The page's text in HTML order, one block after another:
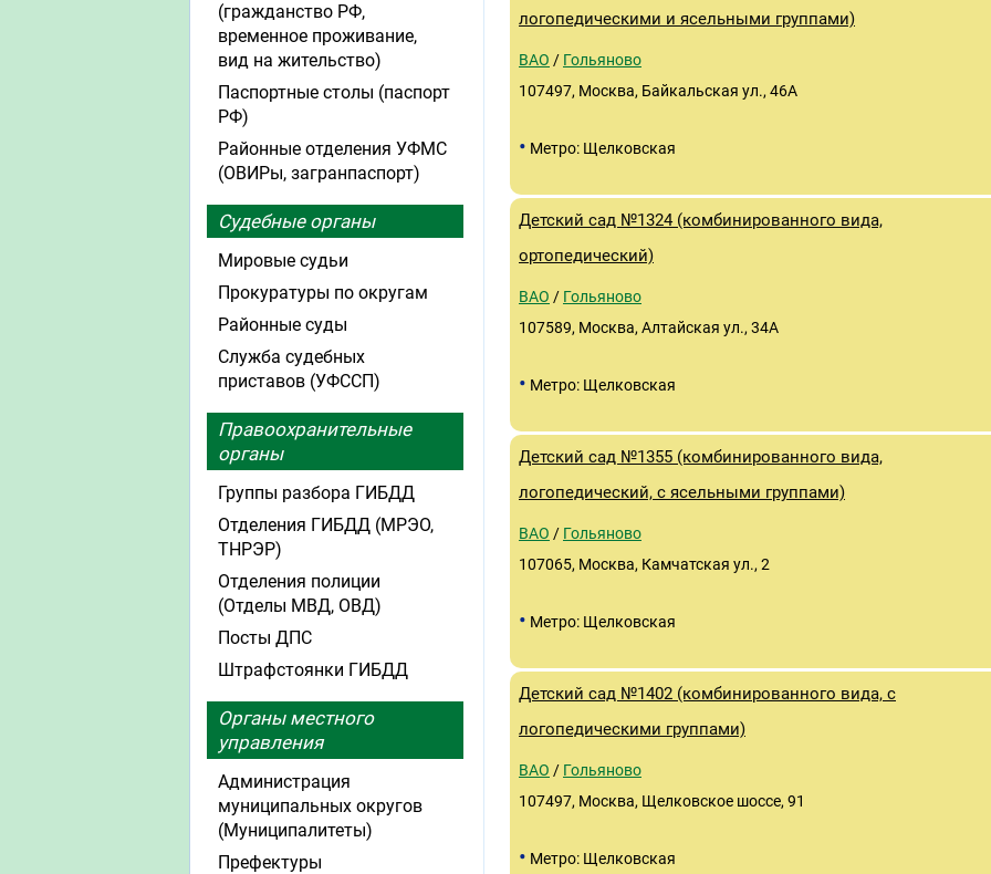
логопедическими и ясельными группами)
ВАО / Гольяново
107497, Москва, Байкальская ул., 46А
• Метро: Щелковская
Детский сад №1324 (комбинированного вида,
ортопедический)
ВАО / Гольяново
107589, Москва, Алтайская ул., 34А
• Метро: Щелковская
Детский сад №1355 (комбинированного вида,
логопедический, с ясельными группами)
ВАО / Гольяново
107065, Москва, Камчатская ул., 2
• Метро: Щелковская
Детский сад №1402 (комбинированного вида, с
логопедическими группами)
ВАО / Гольяново
107497, Москва, Щелковское шоссе, 91
• Метро: Щелковская
(гражданство РФ,
временное проживание,
вид на жительство)
Паспортные столы (паспорт
РФ)
Районные отделения УФМС
(ОВИРы, загранпаспорт)
Судебные органы
Мировые судьи
Прокуратуры по округам
Районные суды
Служба судебных
приставов (УФССП)
Правоохранительные
органы
Группы разбора ГИБДД
Отделения ГИБДД (МРЭО,
ТНРЭР)
Отделения полиции
(Отделы МВД, ОВД)
Посты ДПС
Штрафстоянки ГИБДД
Органы местного
управления
Администрация
муниципальных округов
(Муниципалитеты)
Префектуры